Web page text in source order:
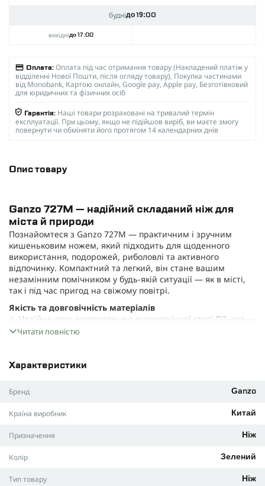
буднідо 19:00
вихіднідо 17:00
Оплата: Оплата під час отримання товару (Накладений платіж у
відділенні Нової Пошти, після огляду товару), Покупка частинами
від Monobank, Картою онлайн, Google pay, Apple pay, Безготівковий
для юридичних та фізичних осіб
Гарантія: Наші товари розраховані на тривалий термін
експлуатації. При цьому, якщо не підійшов виріб, ви маєте змогу
повернути чи обміняти його протягом 14 календарних днів
Опис товару
Ganzo 727M — надійний складаний ніж для
міста й природи
Познайомтеся з Ganzo 727M — практичним і зручним
кишеньковим ножем, який підходить для щоденного
використання, подорожей, риболовлі та активного
відпочинку. Компактний та легкий, він стане вашим
незамінним помічником у будь-якій ситуації — як в місті,
так і під час пригод на свіжому повітрі.
Якість та довговічність матеріалів
Надійне лезо виготовлене з високоякісної сталі D2, яка
зберігає гостроту надовго і стійка до іржі.
— 210 мм, що робить його універсальним для будь-яких
завдань.
Товщина леза біля обуха — 3,5 мм, що гарантує міцність
відзначається стійкістю до механічних і хімічних впливів.
навіть мокрою рукою.
Читати повністю
Характеристики
Бренд Ganzo
Країна виробник Китай
Призначення Ніж
Колір Зелений
Тип товару Ніж